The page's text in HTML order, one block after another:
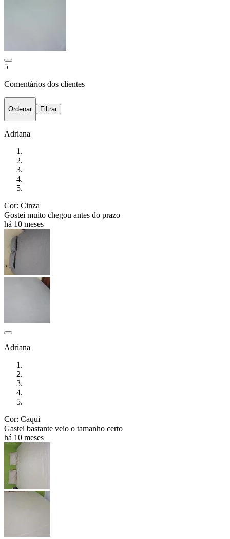
5
Comentários dos clientes
Ordenar Filtrar
Adriana
Cor: Cinza
Gostei muito chegou antes do prazo
há 10 meses
Adriana
Cor: Caqui
Gastei bastante veio o tamanho certo
há 10 meses